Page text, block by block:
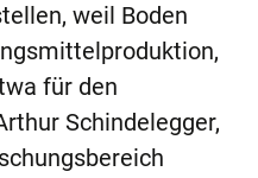
weil Boden
für den
Schindelegger,